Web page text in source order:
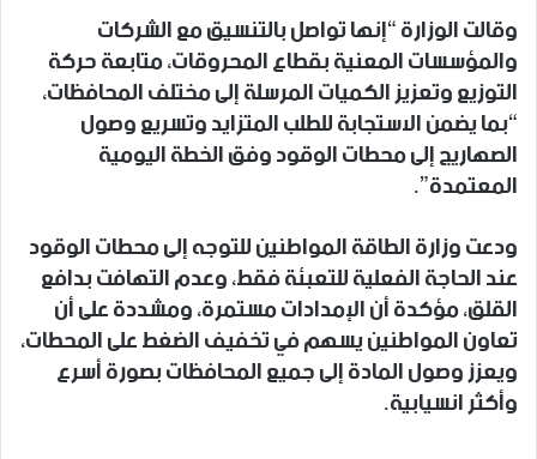
وقالت الوزارة “إنها تواصل بالتنسيق مع الشركات
والمؤسسات المعنية بقطاع المحروقات، متابعة حركة
التوزيع وتعزيز الكميات المرسلة إلى مختلف المحافظات،
“بما يضمن الاستجابة للطلب المتزايد وتسريع وصول
الصهاريج إلى محطات الوقود وفق الخطة اليومية
المعتمدة”.
ودعت وزارة الطاقة المواطنين للتوجه إلى محطات الوقود
عند الحاجة الفعلية للتعبئة فقط، وعدم التهافت بدافع
القلق، مؤكدة أن الإمدادات مستمرة، ومشددة على أن
تعاون المواطنين يسهم في تخفيف الضغط على المحطات،
ويعزز وصول المادة إلى جميع المحافظات بصورة أسرع
وأكثر انسيابية.